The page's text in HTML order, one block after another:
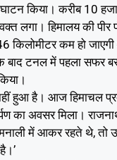
किया। करीब 10
हिमालय की पीर
किलोमीटर कम हो
बाद टनल में पहला सफर
हुआ है। आज हिमाचल
अवसर मिला।
में आकर रहते थे,